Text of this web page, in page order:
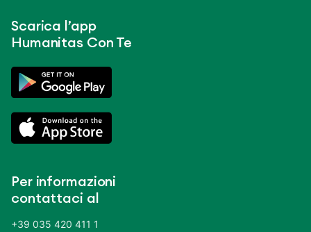
Scarica l’app
Humanitas Con Te
Per informazioni
contattaci al
+39 035 420 411 1